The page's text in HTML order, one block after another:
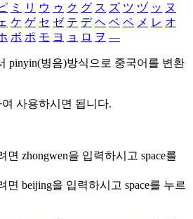
ミ リ ウ ゥ ク グ ス ズ ツ ヅ ッ ヌ
ケ ゲ セ ゼ テ デ ヘ ベ ペ メ レ オ
ボ ポ モ ヨ ョ ロ ヲ ―
pinyin(병음)방식으로 중국어를 변환
사용하시면 됩니다.
면 zhongwen을 입력하시고 space를
면 beijing을 입력하시고 space를 누르